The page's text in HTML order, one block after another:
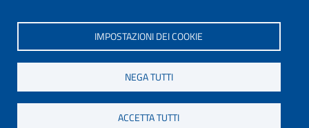
IMPOSTAZIONI DEI COOKIE
NEGA TUTTI
ACCETTA TUTTI
P.I. 00196350904 –pagoPA®